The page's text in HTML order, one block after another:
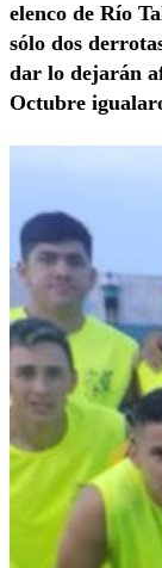
elenco de Río
sólo dos
dar lo dejarán
Octubre